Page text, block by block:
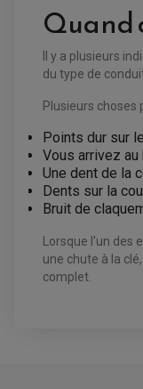
Quand
Il y a plusieurs
du type de
Plusieurs choses
Points dur sur
Vous arrivez
Une dent de la
Dents sur la
Bruit de
Lorsque l'un
une chute à la
complet.